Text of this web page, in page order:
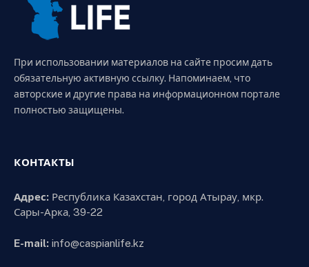
При использовании материалов на сайте просим дать
обязательную активную ссылку. Напоминаем, что
авторские и другие права на информационном портале
полностью защищены.
КОНТАКТЫ
Адрес: Республика Казахстан, город Атырау, мкр.
Сары-Арка, 39-22
E-mail: info@caspianlife.kz